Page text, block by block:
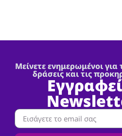
Μείνετε ενημερωμένοι για
δράσεις και τις